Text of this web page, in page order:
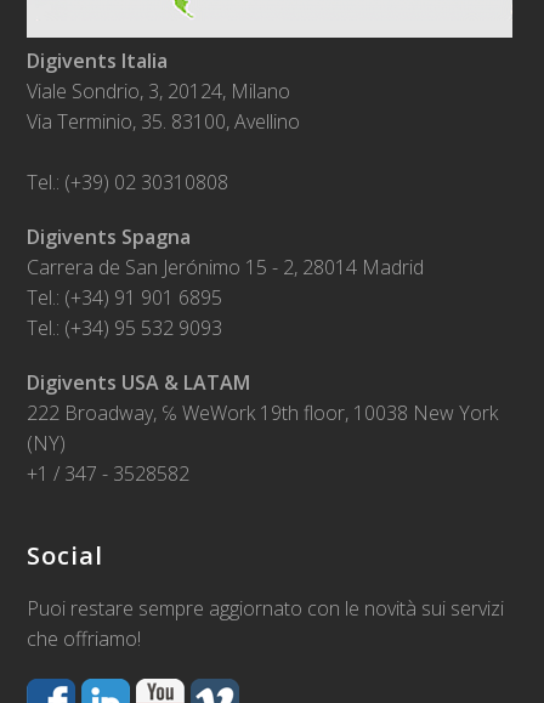
Digivents Italia
Viale Sondrio, 3, 20124, Milano
Via Terminio, 35. 83100, Avellino
Tel.: (+39) 02 30310808
Digivents Spagna
Carrera de San Jerónimo 15 - 2, 28014 Madrid
Tel.: (+34) 91 901 6895
Tel.: (+34) 95 532 9093
Digivents USA & LATAM
222 Broadway, ℅ WeWork 19th floor, 10038 New York
(NY)
+1 / 347 - 3528582
Social
Puoi restare sempre aggiornato con le novità sui servizi
che offriamo!